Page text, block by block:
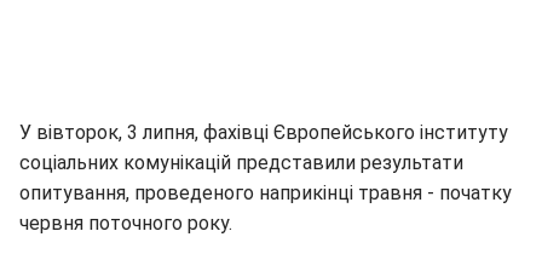
У вівторок, 3 липня, фахівці Європейського інституту
соціальних комунікацій представили результати
опитування, проведеного наприкінці травня - початку
червня поточного року.